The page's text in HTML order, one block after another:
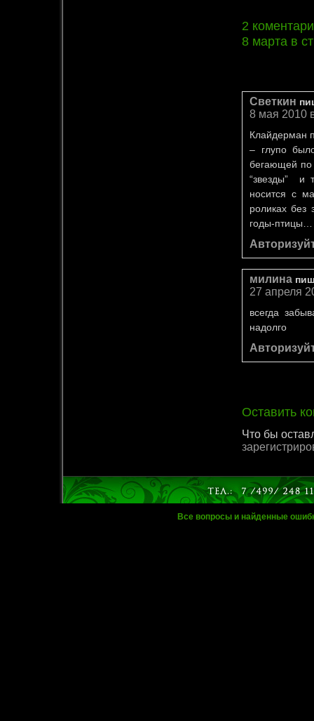
2
8 марта в
Светкин
8 мая 2010
Клайдерман
– глупо
бегающей по
“звезды” и
носится с
роликах
годы-
милина
27 апреля
всегда
надолго
Оставить
Что бы
Все вопросы и найденные